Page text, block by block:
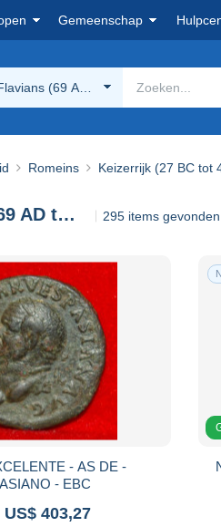
Gemeenschap
(69 AD tot 96 AD)
Romeins Keizerrijk (27 BC tot
The Flavians (69 AD tot 96 AD) 295 items gevonden
VESPASIANO - EBC
US$ 403,27